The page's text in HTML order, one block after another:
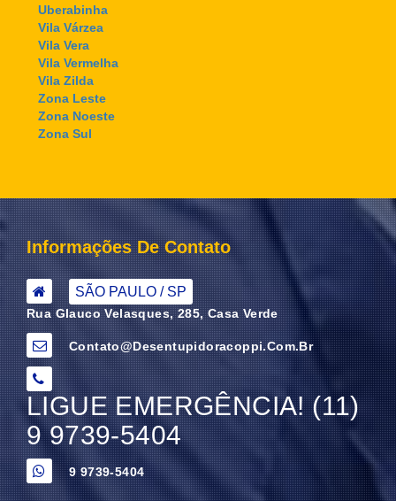
Uberabinha
Vila Várzea
Vila Vera
Vila Vermelha
Vila Zilda
Zona Leste
Zona Noeste
Zona Sul
Informações De Contato
SÃO PAULO / SP
Rua Glauco Velasques, 285, Casa Verde
Contato@desentupidoracoppi.com.br
LIGUE EMERGÊNCIA! (11)
9 9739-5404
9 9739-5404